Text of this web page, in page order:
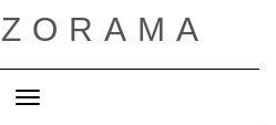
Cambiar modo de navegación